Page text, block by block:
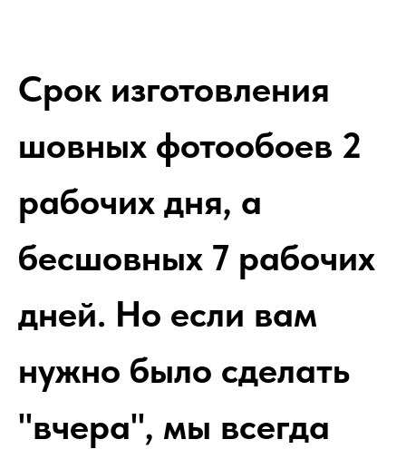
Срок изготовления
шовных фотообоев 2
рабочих дня, а
бесшовных 7 рабочих
дней. Но если вам
нужно было сделать
"вчера", мы всегда